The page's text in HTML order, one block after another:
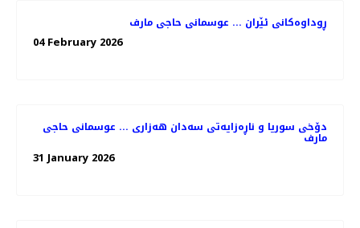
ڕوداوەکانی ئێران ... عوسمانی حاجی مارف
04 February 2026
دۆخی سوریا و ناڕەزایەتی سەدان هەزاری ... عوسمانی حاجی
مارف
31 January 2026